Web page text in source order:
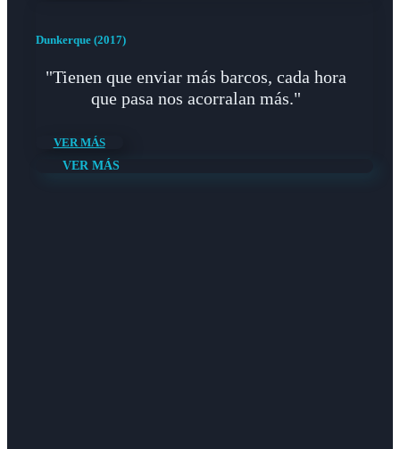
Dunkerque (2017)
"Tienen que enviar más barcos, cada hora
que pasa nos acorralan más."
VER MÁS
VER MÁS